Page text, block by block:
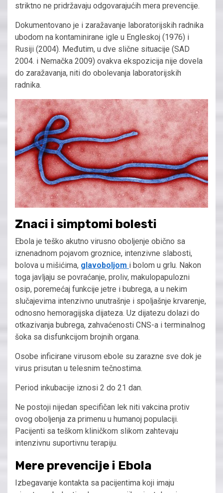
striktno ne pridržavaju odgovarajućih mera prevencije.
Dokumentovano je i zaražavanje laboratorijskih radnika
ubodom na kontaminirane igle u Engleskoj (1976) i
Rusiji (2004). Međutim, u dve slične situacije (SAD
2004. i Nemačka 2009) ovakva ekspozicija nije dovela
do zaražavanja, niti do obolevanja laboratorijskih
radnika.
Znaci i simptomi bolesti
Ebola je teško akutno virusno oboljenje obično sa
iznenadnom pojavom groznice, intenzivne slabosti,
bolova u mišićima, glavoboljom i bolom u grlu. Nakon
toga javljaju se povraćanje, proliv, makulopapulozni
osip, poremećaj funkcije jetre i bubrega, a u nekim
slučajevima intenzivno unutrašnje i spoljašnje krvarenje,
odnosno hemoragijska dijateza. Uz dijatezu dolazi do
otkazivanja bubrega, zahvaćenosti CNS-a i terminalnog
šoka sa disfunkcijom brojnih organa.
Osobe inficirane virusom ebole su zarazne sve dok je
virus prisutan u telesnim tečnostima.
Period inkubacije iznosi 2 do 21 dan.
Ne postoji nijedan specifičan lek niti vakcina protiv
ovog oboljenja za primenu u humanoj populaciji.
Pacijenti sa teškom kliničkom slikom zahtevaju
intenzivnu suportivnu terapiju.
Mere prevencije i Ebola
Izbegavanje kontakta sa pacijentima koji imaju